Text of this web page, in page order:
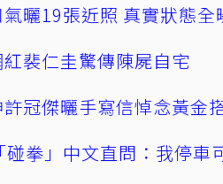
曬19張近照 真實狀態全
裴仁圭驚傳陳屍自宅
冠傑曬手寫信悼念黃金
拳」中文直問：我停車